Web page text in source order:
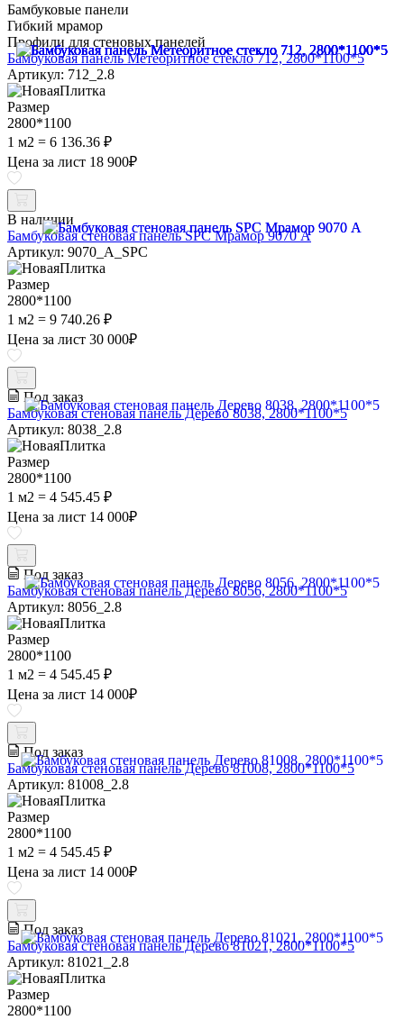
Бамбуковые панели
Гибкий мрамор
Профили для стеновых панелей
Бамбуковая панель Метеоритное стекло 712, 2800*1100*5
Артикул: 712_2.8
Размер
2800*1100
1 м2 = 6 136.36 ₽
Цена за лист 18 900₽
В наличии
Бамбуковая стеновая панель SPC Мрамор 9070 A
Артикул: 9070_A_SPC
Размер
2800*1100
1 м2 = 9 740.26 ₽
Цена за лист 30 000₽
Под заказ
Бамбуковая стеновая панель Дерево 8038, 2800*1100*5
Артикул: 8038_2.8
Размер
2800*1100
1 м2 = 4 545.45 ₽
Цена за лист 14 000₽
Под заказ
Бамбуковая стеновая панель Дерево 8056, 2800*1100*5
Артикул: 8056_2.8
Размер
2800*1100
1 м2 = 4 545.45 ₽
Цена за лист 14 000₽
Под заказ
Бамбуковая стеновая панель Дерево 81008, 2800*1100*5
Артикул: 81008_2.8
Размер
2800*1100
1 м2 = 4 545.45 ₽
Цена за лист 14 000₽
Под заказ
Бамбуковая стеновая панель Дерево 81021, 2800*1100*5
Артикул: 81021_2.8
Размер
2800*1100